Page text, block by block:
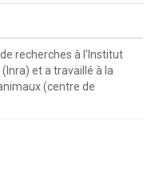
recherches à l'Institut
et a travaillé à la
(centre de